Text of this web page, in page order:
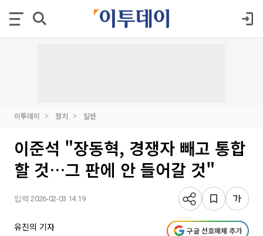
이투데이 정치 일반
이준석 "장동혁, 경쟁자 빼고 통합
할 것…그 판에 안 들어갈 것"
입력 2026-02-03 14:19
유진의 기자 구글 선호매체 추가